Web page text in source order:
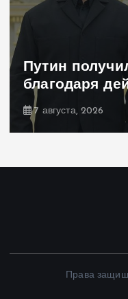
Путин
благодаря
7 августа, 2026
Права